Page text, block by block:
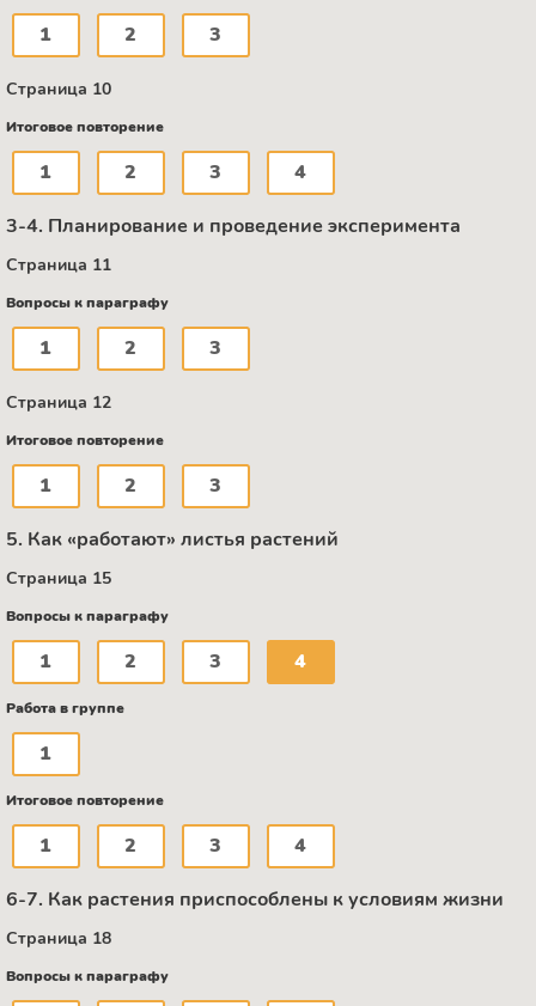
1 2 3
Страница 10
Итоговое повторение
1 2 3 4
3-4. Планирование и проведение эксперимента
Страница 11
Вопросы к параграфу
1 2 3
Страница 12
Итоговое повторение
1 2 3
5. Как «работают» листья растений
Страница 15
Вопросы к параграфу
1 2 3 4
Работа в группе
1
Итоговое повторение
1 2 3 4
6-7. Как растения приспособлены к условиям жизни
Страница 18
Вопросы к параграфу